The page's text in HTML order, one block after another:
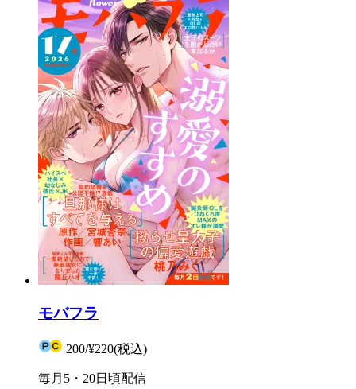
モバフラ
200/¥220(税込)
毎月5・20日頃配信